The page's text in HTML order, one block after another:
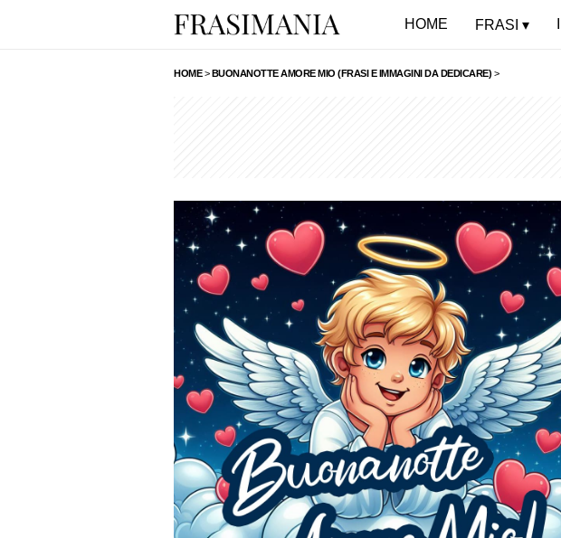
HOME FRASI
HOME>BUONANOTTE AMORE MIO (FRASI E IMMAGINI DA DEDICARE) >